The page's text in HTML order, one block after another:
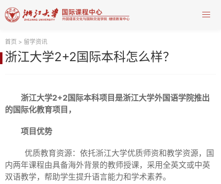
首页 > 留学资讯
浙江大学2+2国际本科怎么样？
浙江大学2+2国际本科项目是浙江大学外国语学院推出
的国际化教育项目，
项目优势
优质教育资源：依托浙江大学优质师资和教学资源，国
内两年课程由具备海外背景的教师授课，采用全英文或中英
双语教学，帮助学生提升语言能力和学术素养。